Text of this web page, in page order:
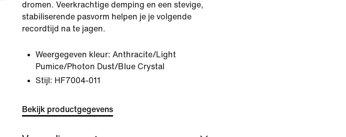
dromen. Veerkrachtige demping en een stevige,
stabiliserende pasvorm helpen je je volgende
recordtijd na te jagen.
Weergegeven kleur: Anthracite/Light
Pumice/Photon Dust/Blue Crystal
Stijl: HF7004-011
Bekijk productgegevens